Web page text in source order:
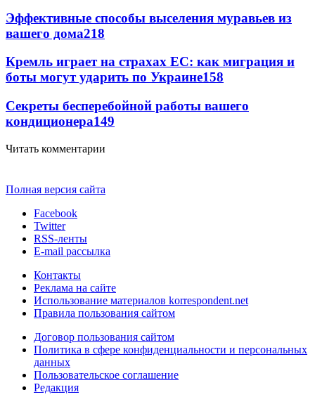
Эффективные способы выселения муравьев из
вашего дома218
Кремль играет на страхах ЕС: как миграция и
боты могут ударить по Украине158
Секреты бесперебойной работы вашего
кондиционера149
Читать комментарии
Полная версия сайта
Facebook
Twitter
RSS-ленты
E-mail рассылка
Контакты
Реклама на сайте
Использование материалов korrespondent.net
Правила пользования сайтом
Договор пользования сайтом
Политика в сфере конфиденциальности и персональных
данных
Пользовательское соглашение
Редакция